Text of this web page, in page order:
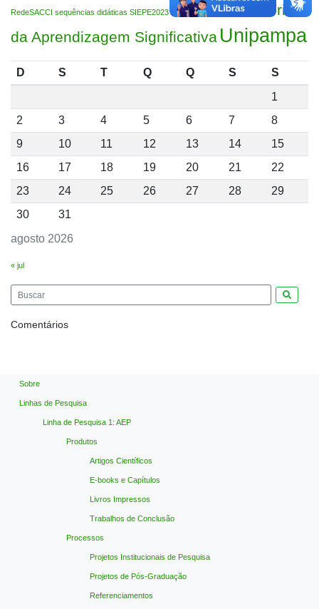
RedeSACCI sequências didáticas SIEPE2023 TecnologiaEducacional
Teoria
da Aprendizagem Significativa Unipampa
agosto 2026
D S T Q Q S
S
1
2
3 4 5 6 7
8
9
10 11 12 13 14
15
16
17 18 19 20 21
22
23
24 25 26 27 28
29
30
31
« jul
Comentários
Sobre
Linhas de Pesquisa
Linha de Pesquisa 1: AEP
Produtos
Artigos Científicos
E-books e Capítulos
Livros Impressos
Trabalhos de Conclusão
Processos
Projetos Institucionais de Pesquisa
Projetos de Pós-Graduação
Referenciamentos